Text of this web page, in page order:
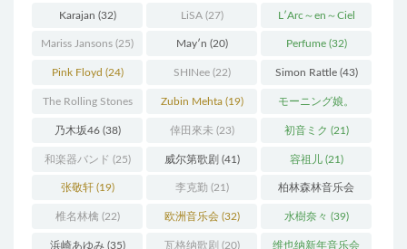
Karajan (32) LiSA(27) L′Arc～en～Ciel
(41)
Mariss Jansons (25) May′n (20) Perfume(32)
Pink Floyd (24) SHINee(22) Simon Rattle(43)
The Rolling Stones
(30)
Zubin Mehta(19) モーニング娘。
(27)
乃木坂46(38) 倖田來未 (23) 初音ミク (21)
和楽器バンド (25) 威尔第歌剧 (41) 容祖儿(21)
张敬轩(19) 李克勤 (21) 柏林森林音乐会
(22)
椎名林檎 (22) 欧洲音乐会(32) 水樹奈々 (39)
浜崎あゆみ(35) 瓦格纳歌剧 (20) 维也纳新年音乐会